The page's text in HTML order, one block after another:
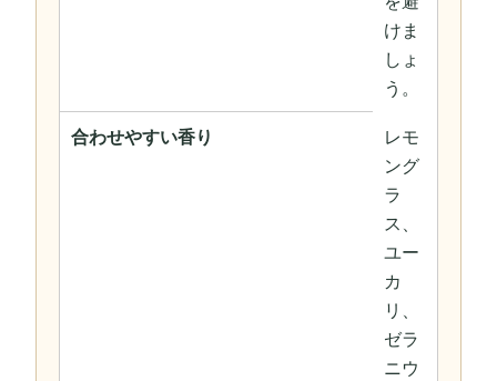
けま
しょ
う。
合わせやすい香り
レモ
ング
ラ
ス、
ユー
カ
リ、
ゼラ
ニウ